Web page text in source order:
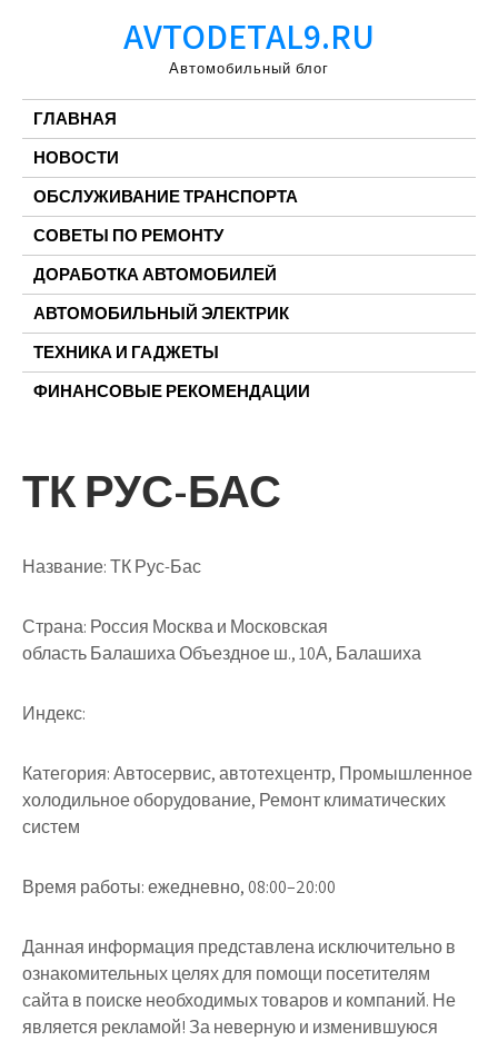
AVTODETAL9.RU
Автомобильный блог
ГЛАВНАЯ
НОВОСТИ
ОБСЛУЖИВАНИЕ ТРАНСПОРТА
СОВЕТЫ ПО РЕМОНТУ
ДОРАБОТКА АВТОМОБИЛЕЙ
АВТОМОБИЛЬНЫЙ ЭЛЕКТРИК
ТЕХНИКА И ГАДЖЕТЫ
ФИНАНСОВЫЕ РЕКОМЕНДАЦИИ
ТК РУС-БАС
Название:ТК Рус-Бас
Страна: Россия Москва и Московская
область Балашиха Объездное ш., 10А, Балашиха
Индекс:
Категория:Автосервис, автотехцентр, Промышленное
холодильное оборудование, Ремонт климатических
систем
Время работы:ежедневно, 08:00–20:00
Данная информация представлена исключительно в
ознакомительных целях для помощи посетителям
сайта в поиске необходимых товаров и компаний. Не
является рекламой! За неверную и изменившуюся